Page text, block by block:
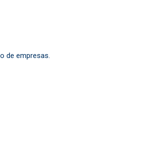
de empresas.